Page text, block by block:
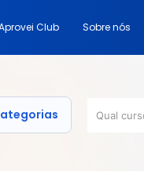
Club Sobre nós